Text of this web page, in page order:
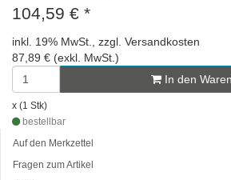
104,59 € *
inkl. 19% MwSt., zzgl. Versandkosten
87,89 € (exkl. MwSt.)
In den
x (1 Stk)
bestellbar
Auf den Merkzettel
Fragen zum Artikel